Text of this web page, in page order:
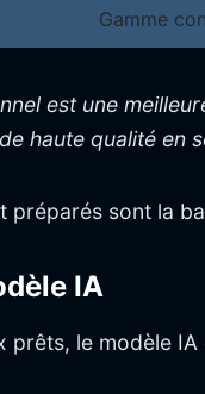
Gamme
est une
haute qualité en
préparés sont la
IA
prêts, le modèle